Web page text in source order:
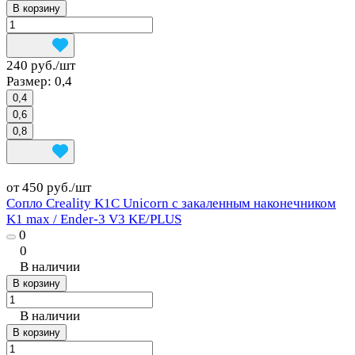
В корзину
240 руб./шт
Размер: 0,4
0,4
0,6
0,8
от 450 руб./шт
Сопло Creality K1C Unicorn с закаленным наконечником
K1 max / Ender-3 V3 KE/PLUS
0
0
В наличии
В корзину
В наличии
В корзину